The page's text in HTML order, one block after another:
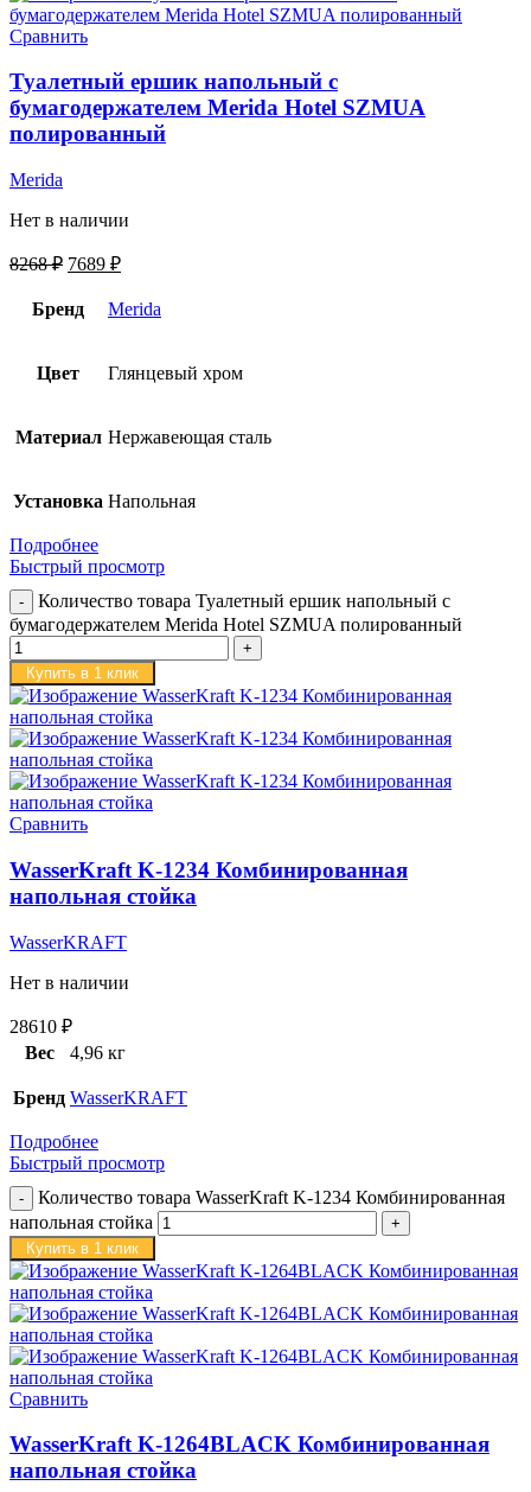
Сравнить
Туалетный ершик напольный с
бумагодержателем Merida Hotel SZMUA
полированный
Merida
Нет в наличии
8268₽ 7689 ₽
Бренд Merida
Цвет Глянцевый хром
Материал Нержавеющая сталь
Установка Напольная
Подробнее
Быстрый просмотр
Количество товара Туалетный ершик напольный с
бумагодержателем Merida Hotel SZMUA полированный
Купить в 1 клик
Сравнить
WasserKraft K-1234 Комбинированная
напольная стойка
WasserKRAFT
Нет в наличии
28610 ₽
Вес
4,96 кг
Бренд WasserKRAFT
Подробнее
Быстрый просмотр
Количество товара WasserKraft K-1234 Комбинированная
напольная стойка
Купить в 1 клик
Сравнить
WasserKraft K-1264BLACK Комбинированная
напольная стойка